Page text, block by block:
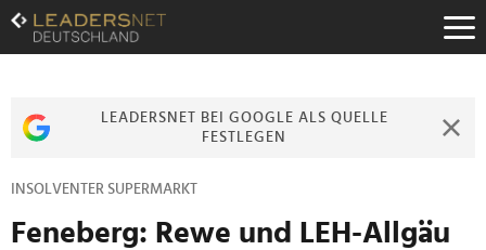
Zum
Inhalt
Zur
Zur
LEADERSNET BEI GOOGLE ALS QUELLE
FESTLEGEN
INSOLVENTER SUPERMARKT
Feneberg: Rewe und LEH-Allgäu